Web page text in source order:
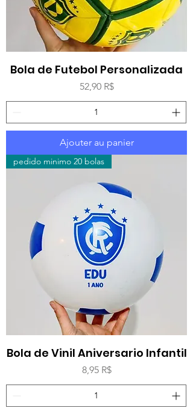
Bola de Futebol Personalizada
Prix
52,90 R$
Ajouter au panier
pedido minimo 20 bolas
Bola de Vinil Aniversario Infantil
Prix
8,95 R$